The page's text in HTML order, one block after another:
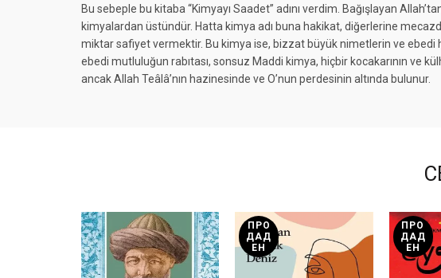
Bu sebeple bu kitaba “Kimyayı Saadet” adını verdim. Bağışlayan
kimyalardan üstündür. Hatta kimya adı buna hakikat, diğerlerine
miktar safiyet vermektir. Bu kimya ise, bizzat büyük nimetlerin ve ebedi
ebedi mutluluğun rabıtası, sonsuz Maddi kimya, hiçbir kocakarının ve
ancak Allah Teâlâ’nın hazinesinde ve O’nun perdesinin altında bulunur.
ПРО
ДАД
ЕН
ПРО
ДАД
ЕН